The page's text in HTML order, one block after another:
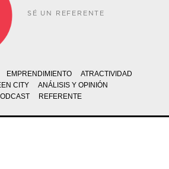
SÉ UN REFERENTE
EMPRENDIMIENTO
ATRACTIVIDAD
CITY
ANÁLISIS Y OPINIÓN
REFERENTE